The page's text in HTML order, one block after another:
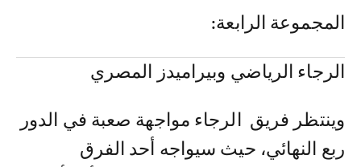
المجموعة الرابعة:
الرجاء الرياضي وبيراميدز المصري
وينتظر فريق الرجاء مواجهة صعبة في الدور
ربع النهائي، حيث سيواجه أحد الفرق